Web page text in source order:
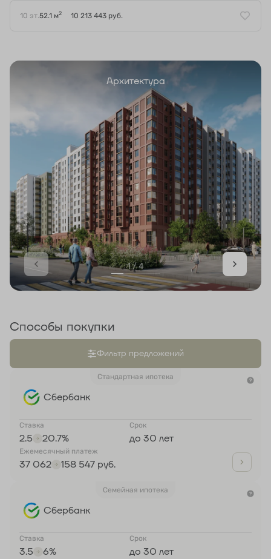
10 эт.52.1 м2 10 213 443 руб.
Архитектура
1 / 4
Способы покупки
Фильтр предложений
Стандартная ипотека
Сбербанк
Ставка
2.5 20.7%
Срок
до 30 лет
Ежемесячный платеж
37 062 158 547 руб.
Семейная ипотека
Сбербанк
Ставка
3.5 6%
Срок
до 30 лет